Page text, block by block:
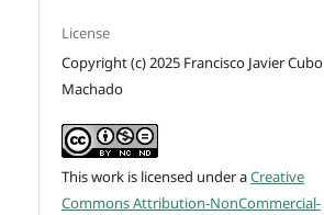
License
Copyright (c) 2025 Francisco Javier Cubo
Machado
This work is licensed under aCreative
Commons Attribution-NonCommercial-